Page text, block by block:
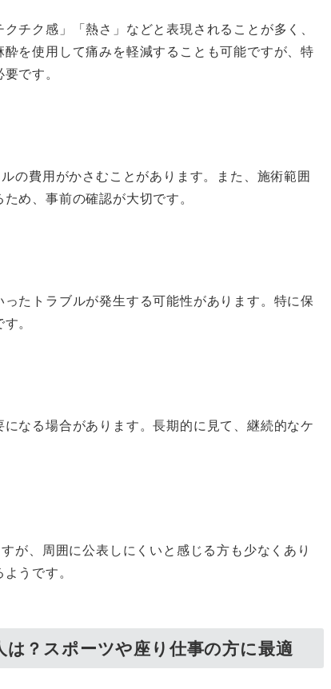
チク感」「熱さ」などと表現されることが多く、
を使用して痛みを軽減することも可能ですが、特
です。
の費用がかさむことがあります。また、施術範囲
め、事前の確認が大切です。
たトラブルが発生する可能性があります。特に保
。
なる場合があります。長期的に見て、継続的なケ
が、周囲に公表しにくいと感じる方も少なくあり
うです。
？スポーツや座り仕事の方に最適